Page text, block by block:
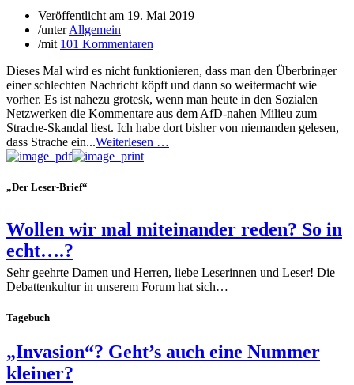
Veröffentlicht am 19. Mai 2019
/unterAllgemein
/mit 101 Kommentaren
Dieses Mal wird es nicht funktionieren, dass man den Überbringer
einer schlechten Nachricht köpft und dann so weitermacht wie
vorher. Es ist nahezu grotesk, wenn man heute in den Sozialen
Netzwerken die Kommentare aus dem AfD-nahen Milieu zum
Strache-Skandal liest. Ich habe dort bisher von niemanden gelesen,
dass Strache ein...Weiterlesen …
„Der Leser-Brief“
Wollen wir mal miteinander reden? So in
echt….?
Sehr geehrte Damen und Herren, liebe Leserinnen und Leser! Die
Debattenkultur in unserem Forum hat sich…
Tagebuch
„Invasion“? Geht’s auch eine Nummer
kleiner?